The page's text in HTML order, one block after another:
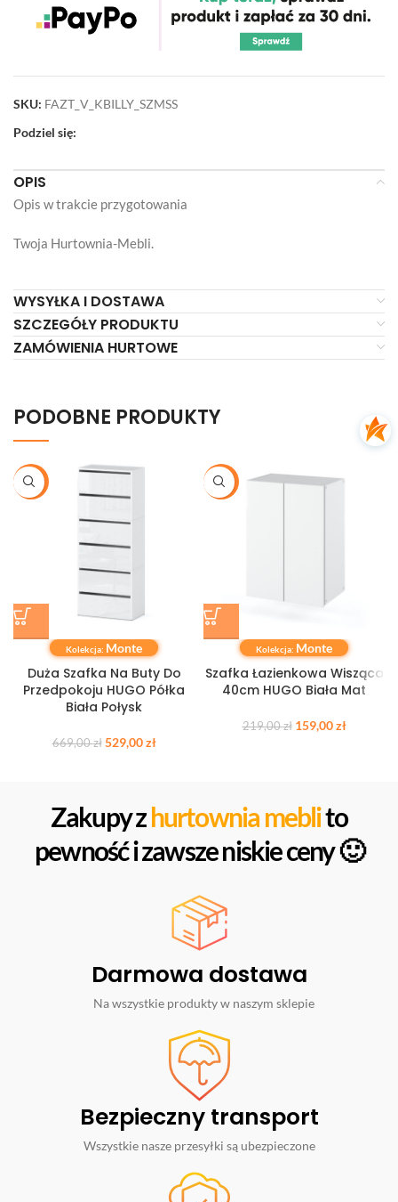
SKU: FAZT_V_KBILLY_SZMSS
Podziel się:
OPIS
Opis w trakcie przygotowania
Twoja Hurtownia-Mebli.
WYSYŁKA I DOSTAWA
SZCZEGÓŁY PRODUKTU
ZAMÓWIENIA HURTOWE
PODOBNE PRODUKTY
-21%
Kolekcja: Monte
Duża Szafka Na Buty Do
Przedpokoju HUGO Półka
Biała Połysk
669,00zł 529,00zł
-27%
Kolekcja: Monte
Szafka Łazienkowa Wisząca
40cm HUGO Biała Mat
219,00zł 159,00zł
Zakupy zhurtownia meblito
pewność i zawsze niskie ceny 🙂
Darmowa dostawa
Na wszystkie produkty w naszym sklepie
Bezpieczny transport
Wszystkie nasze przesyłki są ubezpieczone